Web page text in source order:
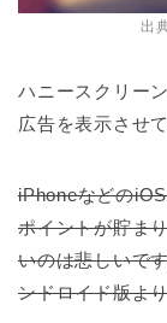
出
ハニースクリー
広告を表示させ
iPhoneなどの
ポイントが貯ま
いのは悲しいで
ンドロイド版よ